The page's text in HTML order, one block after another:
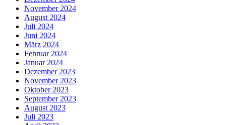
November 2024
August 2024
Juli 2024
Juni 2024
März 2024
Februar 2024
Januar 2024
Dezember 2023
November 2023
Oktober 2023
September 2023
August 2023
Juli 2023